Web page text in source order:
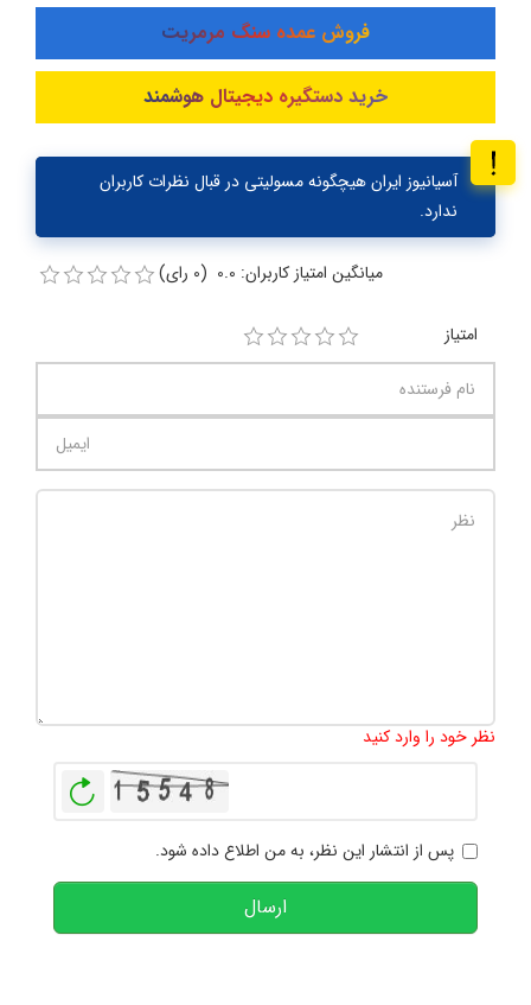
فروش عمده سنگ مرمریت
خرید دستگیره دیجیتال هوشمند
آسیانیوز ایران هیچگونه مسولیتی در قبال نظرات کاربران
ندارد.
میانگین امتیاز کاربران: 0.0 (0 رای)
امتیاز
نظر خود را وارد کنید
پس از انتشار این نظر، به من اطلاع داده شود.
ارسال